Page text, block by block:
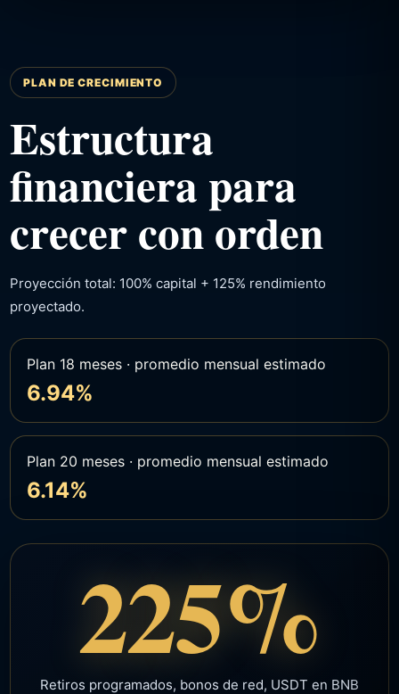
PLAN DE CRECIMIENTO
Estructura
financiera para
crecer con orden
Proyección total: 100% capital + 125% rendimiento
proyectado.
Plan 18 meses · promedio mensual estimado
6.94%
Plan 20 meses · promedio mensual estimado
6.14%
225%
Retiros programados, bonos de red, USDT en BNB